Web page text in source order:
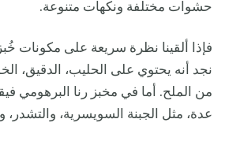
حشوات مختلفة ونكهات متنوعة.
فإذا ألقينا نظرة سريعة على مكونات خُبز
نجد أنه يحتوي على الحليب، الدقيق،
من الملح. أما في مخبز رنا البرهومي
عدة، مثل الجبنة السويسرية، والتشدر،